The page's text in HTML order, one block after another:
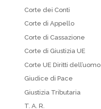
Corte dei Conti
Corte di Appello
Corte di Cassazione
Corte di Giustizia UE
Corte UE Diritti dell’uomo
Giudice di Pace
Giustizia Tributaria
T. A. R.